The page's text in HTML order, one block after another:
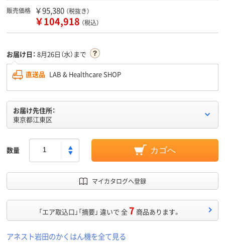
販売価格 ￥95,380 （税抜き）
￥104,918 （税込）
お届け日： 8月26日（水）まで
直送品 LAB & Healthcare SHOP
お届け先住所：
東京都江東区
数量 カゴへ
マイカタログへ登録
「エア取込口」「摘要」 違いで 全7 商品あります。
アネスト岩田のかくはん機を全て見る